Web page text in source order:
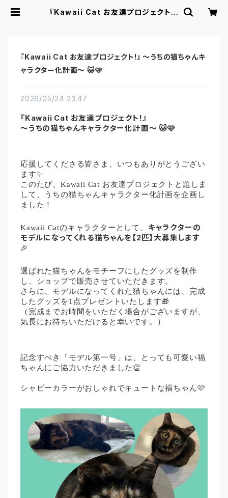
『Kawaii Cat お友達プロジェクト!』
『Kawaii Cat お友達プロジェクト!』 〜うちの猫ちゃんキ
ャラクター化計画〜 🐱🩷
2026/05/24 23:47
『Kawaii Cat お友達プロジェクト!』
〜うちの猫ちゃんキャラクター化計画〜 🐱🩷
応援してくださる皆さま、いつもありがとうござい
ます✨
このたび、Kawaii Cat お友達プロジェクトと題しま
して、うちの猫ちゃんキャラクター化計画を企画し
ました！
Kawaii Catのキャラクターとして、 キャラクターの
モデルになってくれる猫ちゃんを【2匹】大募集します
🎉
選ばれた猫ちゃんをモチーフにしたグッズを制作
し、ショップで販売させていただきます。
さらに、モデルになってくれた猫ちゃんには、完成
したグッズを1点プレゼントいたします🎁
（完成までお時間をいただく場合がございますが、
気長にお待ちいただけると幸いです。）
記念すべき「モデル第一号」は、とっても可愛い福
ちゃんにご協力いただきました👏
シャビーカラーがおしゃれでキュートな福ちゃん🩷